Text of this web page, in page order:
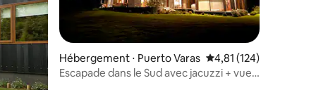
Hébergement ⋅ Puerto Varas Évaluation moyenne
4,81 (124)
Escapade dans le Sud avec jacuzzi + vue